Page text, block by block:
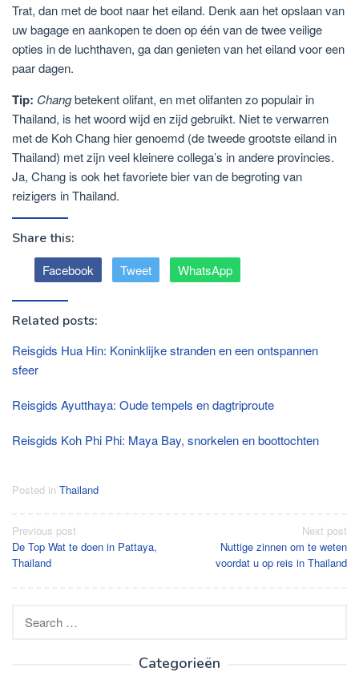
Trat, dan met de boot naar het eiland. Denk aan het opslaan van
uw bagage en aankopen te doen op één van de twee veilige
opties in de luchthaven, ga dan genieten van het eiland voor een
paar dagen.
Tip: Changbetekent olifant, en met olifanten zo populair in
Thailand, is het woord wijd en zijd gebruikt. Niet te verwarren
met de Koh Chang hier genoemd (de tweede grootste eiland in
Thailand) met zijn veel kleinere collega’s in andere provincies.
Ja, Chang is ook het favoriete bier van de begroting van
reizigers in Thailand.
Share this:
Facebook Tweet WhatsApp
Related posts:
Reisgids Hua Hin: Koninklijke stranden en een ontspannen
sfeer
Reisgids Ayutthaya: Oude tempels en dagtriproute
Reisgids Koh Phi Phi: Maya Bay, snorkelen en boottochten
Posted in Thailand
Post
navigation
Previous post
De Top Wat te doen in Pattaya,
Thailand
Next post
Nuttige zinnen om te weten
voordat u op reis in Thailand
Search
Categorieën